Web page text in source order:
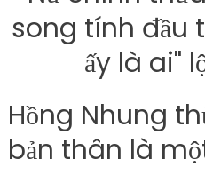
Hồng Nhung
bản thân là